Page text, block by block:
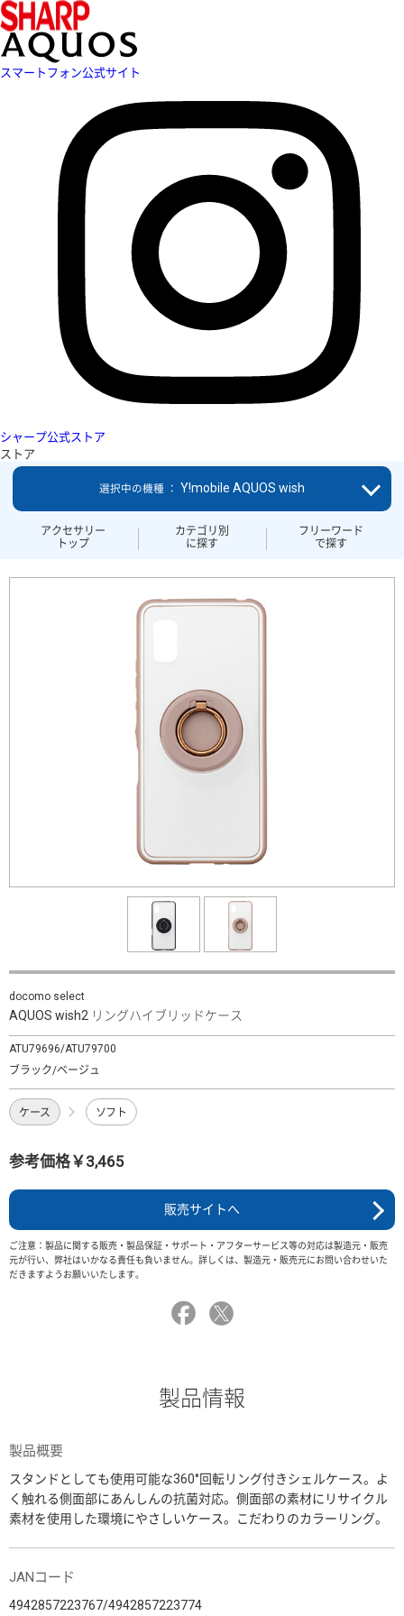
スマートフォン公式サイト
シャープ公式ストア
ストア
アクセサリー
トップ
カテゴリ別
に探す
フリーワード
で探す
選択中の機種 ： Y!mobile AQUOS wish
docomo select
AQUOS wish2 リングハイブリッドケース
ATU79696/ATU79700
ブラック/ベージュ
ケース ソフト
参考価格￥3,465
販売サイトへ
ご注意：製品に関する販売・製品保証・サポート・アフターサービス等の対応は製造元・販売
元が行い、弊社はいかなる責任も負いません。詳しくは、製造元・販売元にお問い合わせいた
だきますようお願いいたします。
製品情報
製品概要
スタンドとしても使用可能な360°回転リング付きシェルケース。よ
く触れる側面部にあんしんの抗菌対応。側面部の素材にリサイクル
素材を使用した環境にやさしいケース。こだわりのカラーリング。
JANコード
4942857223767/4942857223774